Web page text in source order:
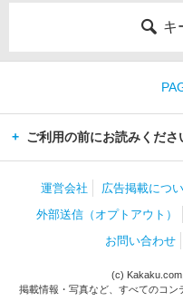
キ
ご利用の前にお読みくださ
運営会社 広告掲載につ
外部送信（オプトアウト）
お問い合わせ
(c)
掲載情報・写真など、すべてのコン